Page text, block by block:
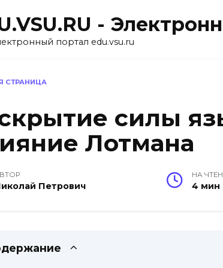
-
портал edu.vsu.ru
СТРАНИЦА
силы
Лотмана
Петрович
НА
4 мин